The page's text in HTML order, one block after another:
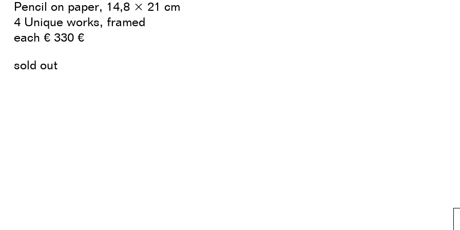
Pencil on paper, 14,8 × 21 cm
4 Unique works, framed
each € 330 €
sold out